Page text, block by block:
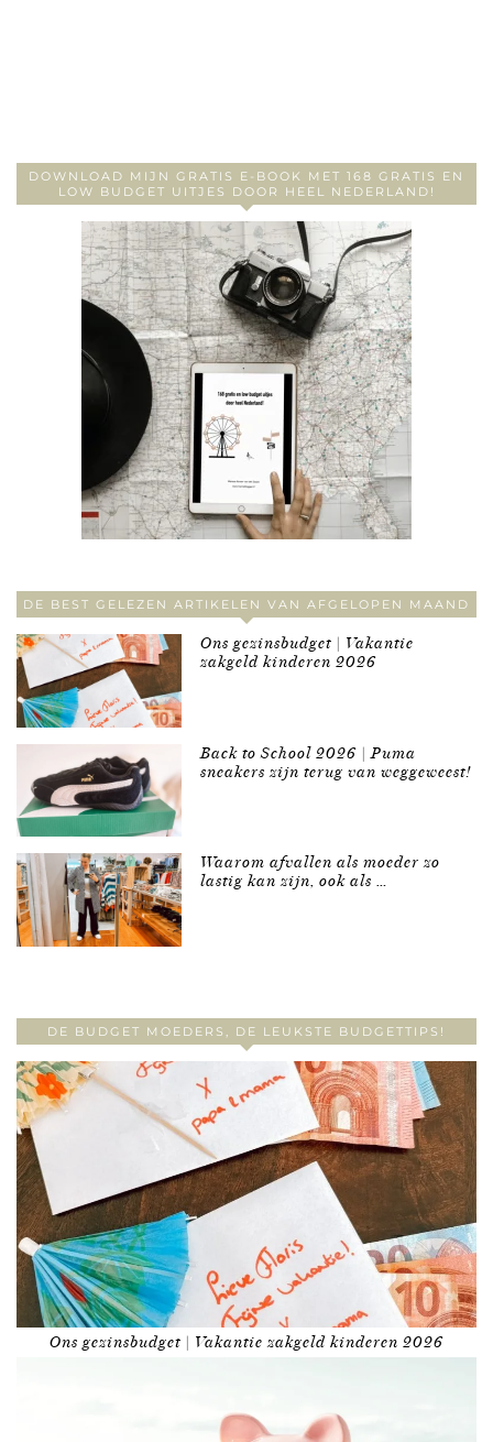
DOWNLOAD MIJN GRATIS E-BOOK MET 168 GRATIS EN
LOW BUDGET UITJES DOOR HEEL NEDERLAND!
DE BEST GELEZEN ARTIKELEN VAN AFGELOPEN MAAND
Ons gezinsbudget | Vakantie
zakgeld kinderen 2026
Back to School 2026 | Puma
sneakers zijn terug van weggeweest!
Waarom afvallen als moeder zo
lastig kan zijn, ook als …
DE BUDGET MOEDERS, DE LEUKSTE BUDGETTIPS!
Ons gezinsbudget | Vakantie zakgeld kinderen 2026